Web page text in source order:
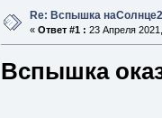
Re: Вспышка
« Ответ #1 : 23 Апреля
Вспышка